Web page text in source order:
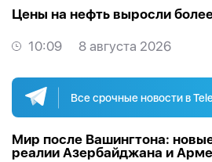
Цены на нефть выросли
10:09 8 августа 2026
Все срочные новости в
Мир после Вашингтона:
реалии Азербайджана и